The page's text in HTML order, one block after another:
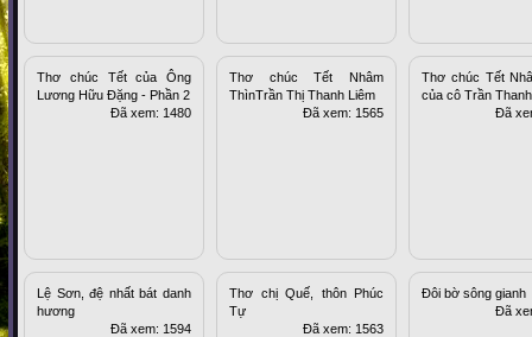
Thơ chúc Tết của Ông
Lương Hữu Đặng - Phần 2
Đã xem: 1480
Thơ chúc Tết Nhâm
ThìnTrần Thị Thanh Liêm
Đã xem: 1565
Thơ chúc Tết
của cô Trần
Đã
Lệ Sơn, đệ nhất bát danh
hương
Đã xem: 1594
Thơ chị Quế, thôn Phúc
Tự
Đã xem: 1563
Đôi bờ sông gianh
Đã